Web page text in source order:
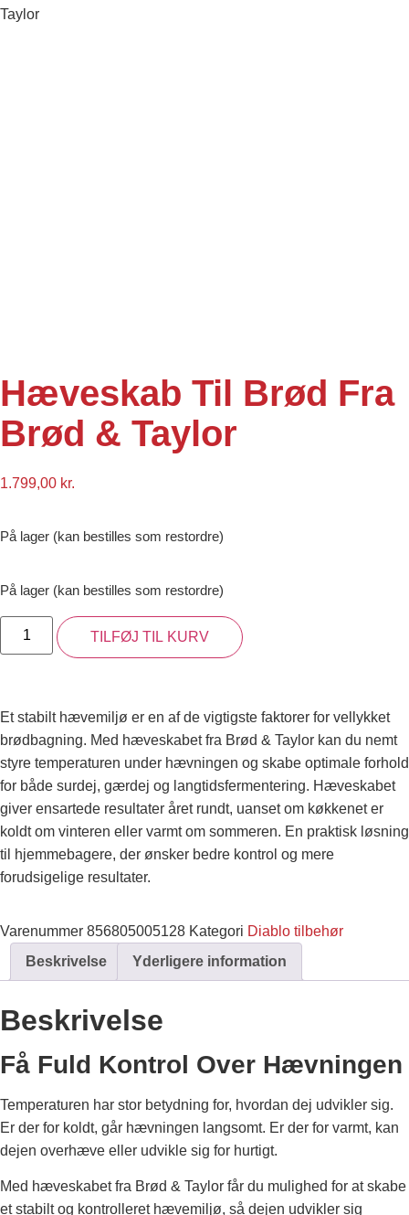
Taylor
Hæveskab Til Brød Fra
Brød & Taylor
1.799,00 kr.
På lager (kan bestilles som restordre)
På lager (kan bestilles som restordre)
TILFØJ TIL KURV
Et stabilt hævemiljø er en af de vigtigste faktorer for vellykket
brødbagning. Med hæveskabet fra Brød & Taylor kan du nemt
styre temperaturen under hævningen og skabe optimale forhold
for både surdej, gærdej og langtidsfermentering. Hæveskabet
giver ensartede resultater året rundt, uanset om køkkenet er
koldt om vinteren eller varmt om sommeren. En praktisk løsning
til hjemmebagere, der ønsker bedre kontrol og mere
forudsigelige resultater.
Varenummer 856805005128 Kategori Diablo tilbehør
Beskrivelse
Yderligere information
Beskrivelse
Få Fuld Kontrol Over Hævningen
Temperaturen har stor betydning for, hvordan dej udvikler sig.
Er der for koldt, går hævningen langsomt. Er der for varmt, kan
dejen overhæve eller udvikle sig for hurtigt.
Med hæveskabet fra Brød & Taylor får du mulighed for at skabe
et stabilt og kontrolleret hævemiljø, så dejen udvikler sig